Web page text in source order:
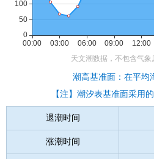
潮高基准面：在平均
【注】潮汐表基准面采用
退潮时间
涨潮时间